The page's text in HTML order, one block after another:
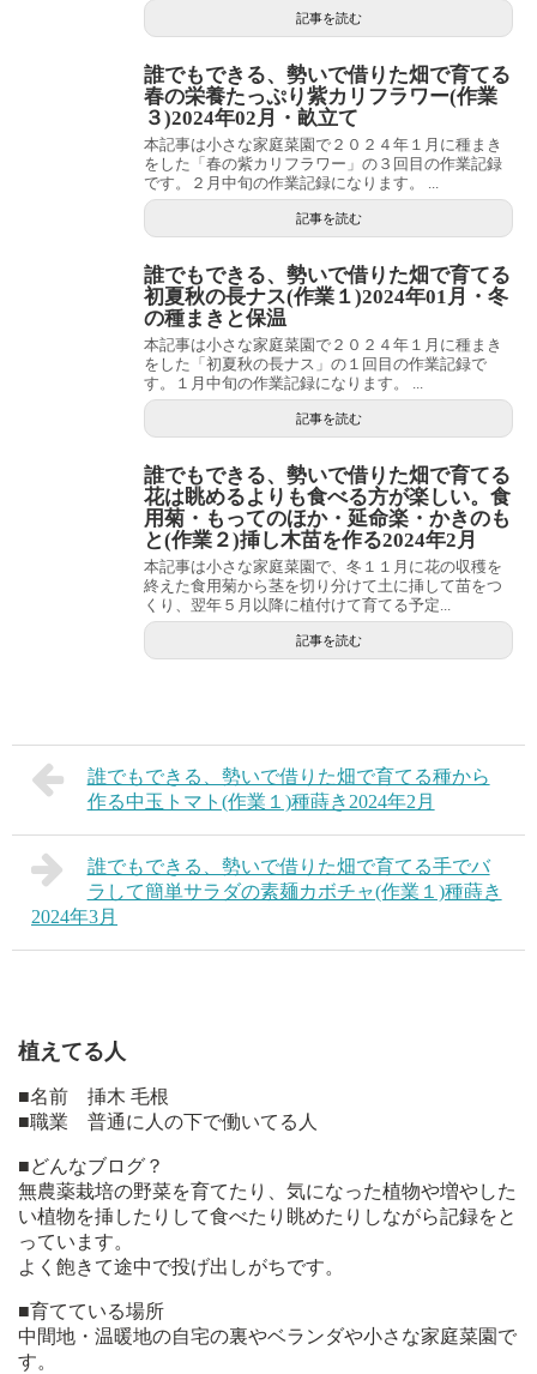
記事を読む
誰でもできる、勢いで借りた畑で育てる
春の栄養たっぷり紫カリフラワー(作業
３)2024年02月・畝立て
本記事は小さな家庭菜園で２０２４年１月に種まき
をした「春の紫カリフラワー」の３回目の作業記録
です。２月中旬の作業記録になります。 ...
記事を読む
誰でもできる、勢いで借りた畑で育てる
初夏秋の長ナス(作業１)2024年01月・冬
の種まきと保温
本記事は小さな家庭菜園で２０２４年１月に種まき
をした「初夏秋の長ナス」の１回目の作業記録で
す。１月中旬の作業記録になります。 ...
記事を読む
誰でもできる、勢いで借りた畑で育てる
花は眺めるよりも食べる方が楽しい。食
用菊・もってのほか・延命楽・かきのも
と(作業２)挿し木苗を作る2024年2月
本記事は小さな家庭菜園で、冬１１月に花の収穫を
終えた食用菊から茎を切り分けて土に挿して苗をつ
くり、翌年５月以降に植付けて育てる予定...
記事を読む
誰でもできる、勢いで借りた畑で育てる種から
作る中玉トマト(作業１)種蒔き2024年2月
誰でもできる、勢いで借りた畑で育てる手でバ
ラして簡単サラダの素麺カボチャ(作業１)種蒔き
2024年3月
植えてる人
■名前 挿木 毛根
■職業 普通に人の下で働いてる人
■どんなブログ？
無農薬栽培の野菜を育てたり、気になった植物や増やした
い植物を挿したりして食べたり眺めたりしながら記録をと
っています。
よく飽きて途中で投げ出しがちです。
■育てている場所
中間地・温暖地の自宅の裏やベランダや小さな家庭菜園で
す。